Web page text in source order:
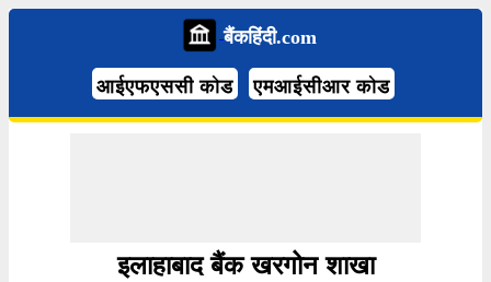
बैंकहिंदी.com
आईएफएससी कोड एमआईसीआर कोड
इलाहाबाद बैंक खरगोन शाखा